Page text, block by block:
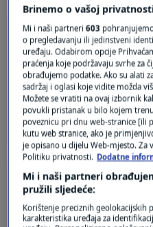
Ja
Rat izmedju EU i Rusije
ledja Ukrainaca.
EMY
Biti će ovo forum za
Brinemo o vašoj
Mi i naši partneri603
o pregledavanju ili jedinstveni
uređaju. Odabirom opcije
praćenja koje podržavaju svrhe za
obrađujemo podatke. Ako su alati
sadržaj i oglasi koje vidite možda
Možete se vratiti na ovaj izbornik
povukli pristanak u bilo kojem
poveznicu pri dnu web-stranice [ili
kutu web stranice, ako je
je opisano u dijelu Web-mjesto. Za
Politiku privatnosti. Dodatne
Mi i naši partneri
pružili sljedeće:
Korištenje preciznih geolokacijskih
karakteristika uređaja za